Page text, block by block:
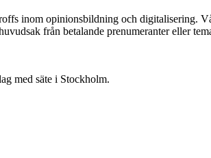
inom opinionsbildning och digitalisering.
från betalande prenumeranter eller
med säte i Stockholm.